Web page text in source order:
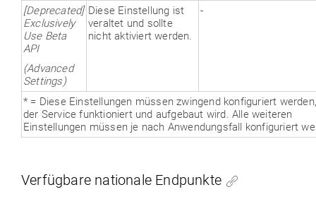
[Deprecated]
Exclusively
Use Beta
API
(Advanced
Settings)
Diese Einstellung ist
veraltet und sollte
nicht aktiviert werden.
-
* = Diese Einstellungen müssen zwingend konfiguriert
der Service funktioniert und aufgebaut wird. Alle weiteren
Einstellungen müssen je nach Anwendungsfall konfiguriert
Verfügbare nationale Endpunkte